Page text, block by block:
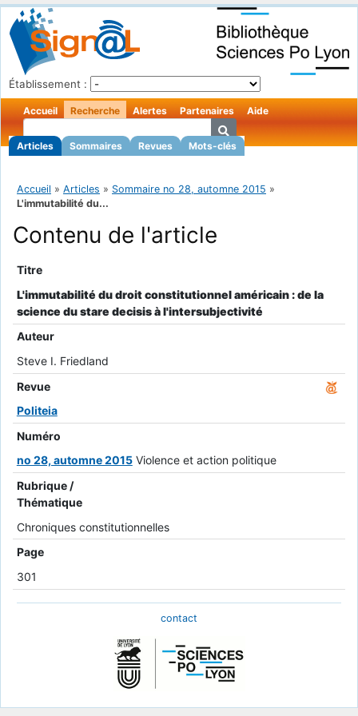
Établissement :
Accueil Recherche
Articles Sommaires Revues Mots-clés
Alertes Partenaires Aide
Accueil » Articles » Sommaire no 28, automne 2015 »
L'immutabilité du...
Contenu de l'article
Titre
L'immutabilité du droit constitutionnel américain : de la
science du stare decisis à l'intersubjectivité
Auteur
Steve I. Friedland
Revue
Politeia
Numéro
no 28, automne 2015 Violence et action politique
Rubrique /
Thématique
Chroniques constitutionnelles
Page
301
contact